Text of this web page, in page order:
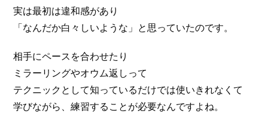
実は最初は違和感があり
「なんだか白々しいような」と思っていたのです。
相手にペースを合わせたり
ミラーリングやオウム返しって
テクニックとして知っているだけでは使いきれなくて
学びながら、練習することが必要なんですよね。